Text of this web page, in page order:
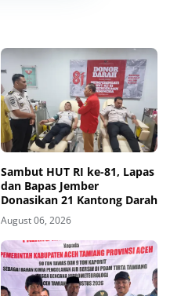
Sambut HUT RI ke-81, Lapas
dan Bapas Jember
Donasikan 21 Kantong Darah
August 06, 2026